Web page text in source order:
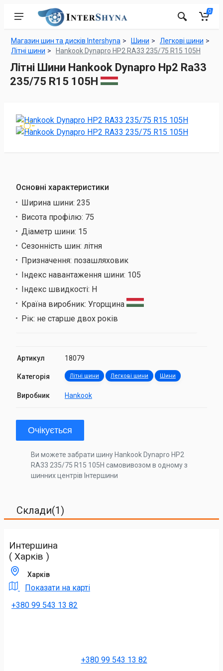
0
Магазин шин та дисків Intershyna Шини
Легкові шини
Літні шини
Hankook Dynapro HP2 RA33 235/75 R15 105H
Літні Шини Hankook Dynapro Hp2 Ra33
235/75 R15 105H
Основні характеристики
Ширина шини: 235
Висота профілю: 75
Діаметр шини: 15
Сезонність шин: літня
Призначення: позашляховик
Індекс навантаження шини: 105
Індекс швидкості: H
Країна виробник: Угорщина
Рік: не старше двох років
Артикул 18079
Категорія Літні шини Легкові шини Шини
Виробник Hankook
Очікується
Ви можете забрати шину Hankook Dynapro HP2
RA33 235/75 R15 105H самовивозом в одному з
шинних центрів Інтершини
Склади(1)
Интершина
( Харків )
Харків
Показати на карті
+380 99 543 13 82
+380 99 543 13 82